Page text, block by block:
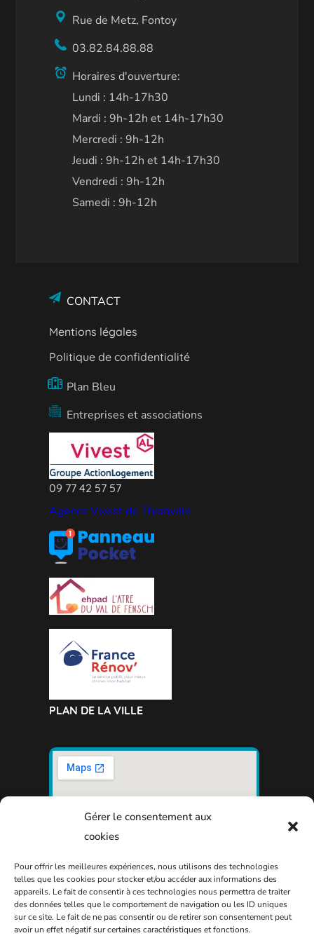
Gérer le consentement aux
cookies
Pour offrir les meilleures expériences, nous utilisons des technologies
telles que les cookies pour stocker et/ou accéder aux informations des
appareils. Le fait de consentir à ces technologies nous permettra de traiter
des données telles que le comportement de navigation ou les ID uniques
sur ce site. Le fait de ne pas consentir ou de retirer son consentement peut
avoir un effet négatif sur certaines caractéristiques et fonctions.
Rue de Metz, Fontoy
03.82.84.88.88
Horaires d'ouverture:
Lundi : 14h-17h30
Mardi : 9h-12h et 14h-17h30
Mercredi : 9h-12h
Jeudi : 9h-12h et 14h-17h30
Vendredi : 9h-12h
Samedi : 9h-12h
CONTACT
Mentions légales
Politique de confidentialité
Plan Bleu
Entreprises et associations
09 77 42 57 57
Agence Vivest de Thionville
PLAN DE LA VILLE